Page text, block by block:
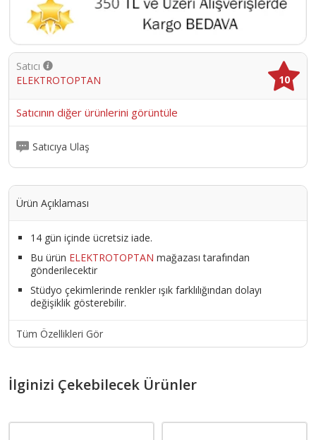
Satıcı
ELEKTROTOPTAN
10
Satıcının diğer ürünlerini görüntüle
Satıcıya Ulaş
Ürün Açıklaması
14 gün içinde ücretsiz iade.
Bu ürün ELEKTROTOPTAN mağazası tarafından
gönderilecektir
Stüdyo çekimlerinde renkler ışık farklılığından dolayı
değişiklik gösterebilir.
Tüm Özellikleri Gör
İlginizi Çekebilecek Ürünler